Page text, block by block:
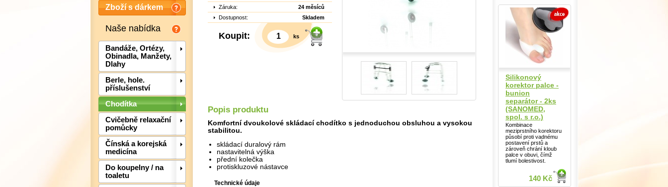
Zboží s dárkem
Naše nabídka
Bandáže, Ortézy,
Obinadla, Manžety,
Dlahy
Berle, hole.
příslušenství
Chodítka
Cvičebně relaxační
pomůcky
Čínská a korejská
medicína
Do koupelny / na
toaletu
Záruka:
24 měsíců
Dostupnost:
Skladem
Koupit: ks
Popis produktu
Komfortní dvoukolové skládací chodítko s jednoduchou obsluhou a vysokou
stabilitou.
skládací duralový rám
nastavitelná výška
přední kolečka
protiskluzové nástavce
Technické údaje
Silikonový
korektor palce -
bunion
separátor - 2ks
(SANOMED,
spol. s r.o.)
Kombinace
meziprstního korektoru
působí proti vadnému
postavení prstů a
zároveň chrání kloub
palce v obuvi, čímž
tlumí bolestivost.
140 Kč